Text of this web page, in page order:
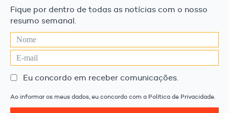
Fique por dentro de todas as notícias com o nosso
resumo semanal.
Eu concordo em receber comunicações.
Ao informar os meus dados, eu concordo com a Política de Privacidade.